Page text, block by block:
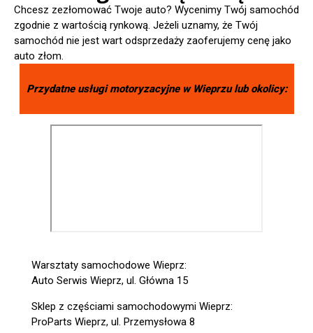
Chcesz zezłomować Twoje auto? Wycenimy Twój samochód
zgodnie z wartością rynkową. Jeżeli uznamy, że Twój
samochód nie jest wart odsprzedaży zaoferujemy cenę jako
auto złom.
Przydatne usługi motoryzacyjne w Wieprzulub okolicy:
Warsztaty samochodowe Wieprz:
Auto Serwis Wieprz, ul. Główna 15
Sklep z częściami samochodowymi Wieprz:
ProParts Wieprz, ul. Przemysłowa 8